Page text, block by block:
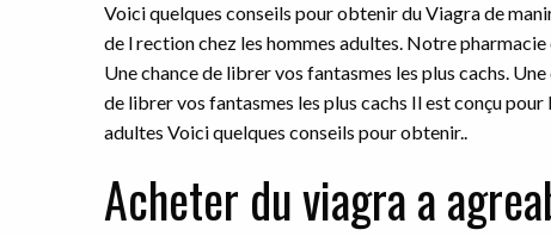
Voici quelques conseils pour obtenir du Viagra de
de l rection chez les hommes adultes. Notre
Une chance de librer vos fantasmes les plus cachs.
de librer vos fantasmes les plus cachs Il est conçu
adultes Voici quelques conseils pour obtenir..
Acheter du viagra a